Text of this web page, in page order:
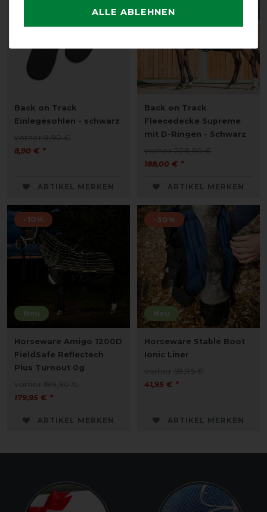
Back on Track
Einlegesohlen - schwarz
vorher 9,90 €
8,90 € *
ARTIKEL MERKEN
Back on Track
Fleecedecke Supreme
mit D-Ringen - Schwarz
vorher 208,90 €
188,00 € *
ARTIKEL MERKEN
Neu
-10%
Horseware Amigo 1200D
FieldSafe Reflectech
Plus Turnout 0g
vorher 199,90 €
179,95 € *
ARTIKEL MERKEN
Neu
-30%
Horseware Stable Boot
Ionic Liner
vorher 59,95 €
41,95 € *
ARTIKEL MERKEN
ALLE ABLEHNEN